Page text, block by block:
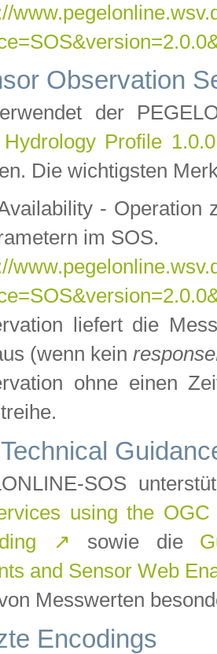
Observation
der
Profile
Die wichtigsten
- Operation
im SOS.
liefert die
(wenn kein
ohne einen
SOS
using the
↗ sowie die
and Sensor Web
Messwerten
Encodings